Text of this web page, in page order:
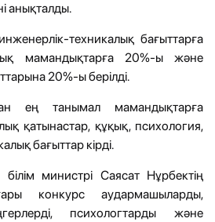
анықталды.
техникалық бағыттарға
мамандықтарға 20%-ы және
20%-ы берілді.
ең танымал мамандықтарға
қатынастар, құқық, психология,
бағыттар кірді.
министрі Саясат Нұрбектің
конкурс аудармашыларды,
психологтарды және